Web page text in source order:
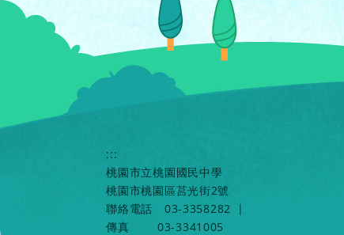
:::
桃園市立桃園國民中學
桃園市桃園區莒光街2號
聯絡電話
03-3358282
|
傳真
03-3341005